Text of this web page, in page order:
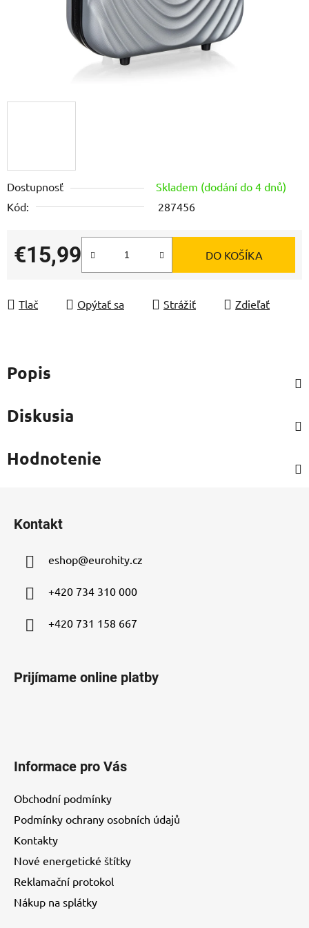
Dostupnosť
Skladem (dodání do 4 dnů)
Kód:
287456
€15,99
Jednotková cena:
DO KOŠÍKA
Tlač Opýtať sa Strážiť Zdieľať
Popis
Diskusia
Hodnotenie
Kontakt
eshop@eurohity.cz
+420 734 310 000
+420 731 158 667
Prijímame online platby
Informace pro Vás
Obchodní podmínky
Podmínky ochrany osobních údajů
Kontakty
Nové energetické štítky
Reklamační protokol
Nákup na splátky